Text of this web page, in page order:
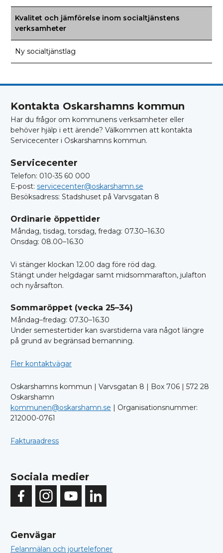
Kvalitet och jämförelse inom socialtjänstens
verksamheter
Ny socialtjänstlag
Kontakta Oskarshamns kommun
Har du frågor om kommunens verksamheter eller
behöver hjälp i ett ärende? Välkommen att kontakta
Servicecenter i Oskarshamns kommun.
Servicecenter
Telefon: 010-35 60 000
E-post: servicecenter@oskarshamn.se
Besöksadress: Stadshuset på Varvsgatan 8
Ordinarie öppettider
Måndag, tisdag, torsdag, fredag: 07.30–16.30
Onsdag: 08.00–16.30
Vi stänger klockan 12.00 dag före röd dag.
Stängt under helgdagar samt midsommarafton, julafton
och nyårsafton.
Sommaröppet (vecka 25–34)
Måndag–fredag: 07.30–16.30
Under semestertider kan svarstiderna vara något längre
på grund av begränsad bemanning.
Fler kontaktvägar
Oskarshamns kommun | Varvsgatan 8 | Box 706 | 572 28
Oskarshamn
kommunen@oskarshamn.se | Organisationsnummer:
212000-0761
Fakturaadress
Sociala medier
Genvägar
Felanmälan och jourtelefoner